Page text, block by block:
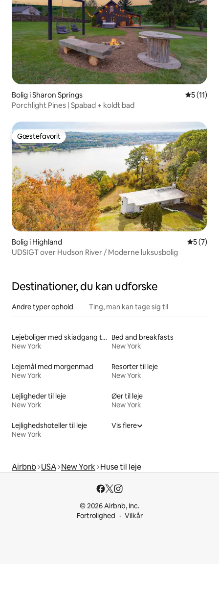
Bolig i Sharon Springs 5 ud af 5
5 (11)
Porchlight Pines | Spabad + koldt bad
Gæstefavorit
Gæstefavorit
Bolig i Highland 5 ud af 5
5 (7)
UDSIGT over Hudson River / Moderne luksusbolig
Destinationer, du kan udforske
Andre typer ophold Ting, man kan tage sig til
Lejeboliger med skiadgang til døren
New York
Bed and breakfasts
New York
Lejemål med morgenmad
New York
Resorter til leje
New York
Lejligheder til leje
New York
Øer til leje
New York
Lejlighedshoteller til leje
New York
Vis flere
Airbnb USA New York Huse til leje
© 2026 Airbnb, Inc.
Fortrolighed
Vilkår